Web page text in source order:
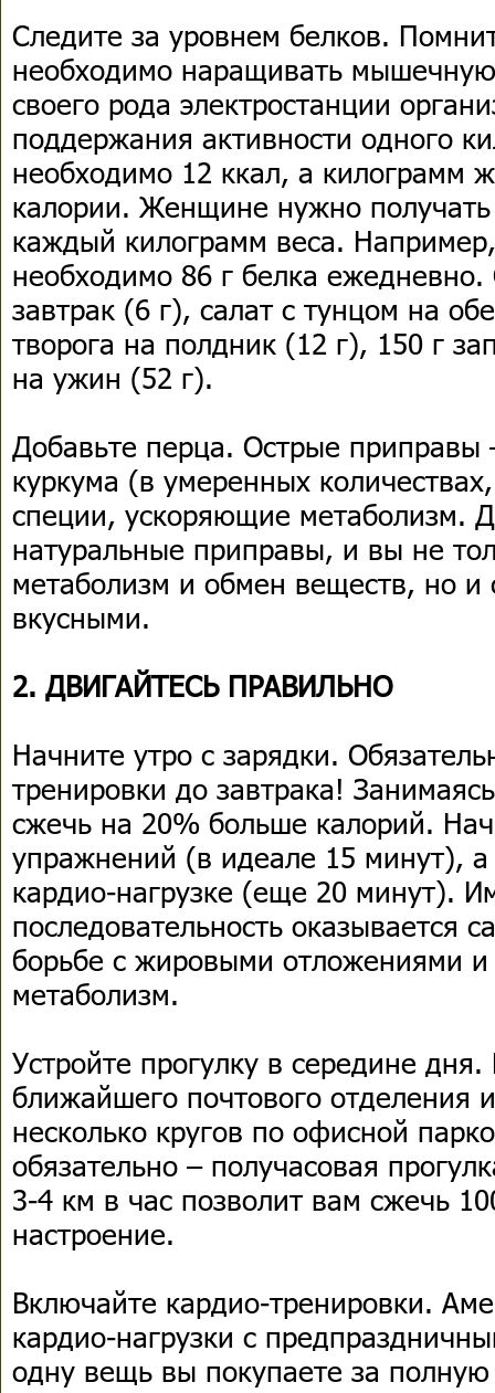
Следите за уровнем белков.
необходимо наращивать
своего рода электростанции
поддержания активности одного
необходимо 12 ккал, а килограмм
калории. Женщине нужно
каждый килограмм веса.
необходимо 86 г белка
завтрак (6 г), салат с тунцом на
творога на полдник (12 г), 150 г
на ужин (52 г).
Добавьте перца. Острые приправы
куркума (в умеренных
специи, ускоряющие метаболизм.
натуральные приправы, и вы не
метаболизм и обмен веществ, но и
вкусными.
2. ДВИГАЙТЕСЬ ПРАВИЛЬНО
Начните утро с зарядки.
тренировки до завтрака!
сжечь на 20% больше калорий.
упражнений (в идеале 15 минут), а
кардио-нагрузке (еще 20 минут).
последовательность оказывается
борьбе с жировыми отложениями и
метаболизм.
Устройте прогулку в середине
ближайшего почтового отделения
несколько кругов по офисной
обязательно – получасовая
3-4 км в час позволит вам сжечь
настроение.
Включайте кардио-тренировки.
кардио-нагрузки с
одну вещь вы покупаете за